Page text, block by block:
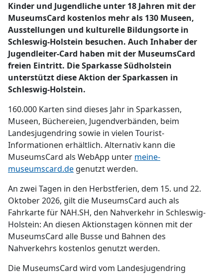
Kinder und Jugendliche unter 18 Jahren mit der
MuseumsCard kostenlos mehr als 130 Museen,
Ausstellungen und kulturelle Bildungsorte in
Schleswig-Holstein besuchen. Auch Inhaber der
Jugendleiter-Card haben mit der MuseumsCard
freien Eintritt. Die Sparkasse Südholstein
unterstützt diese Aktion der Sparkassen in
Schleswig-Holstein.
160.000 Karten sind dieses Jahr in Sparkassen,
Museen, Büchereien, Jugendverbänden, beim
Landesjugendring sowie in vielen Tourist-
Informationen erhältlich. Alternativ kann die
MuseumsCard als WebApp unter meine-
museumscard.de genutzt werden.
An zwei Tagen in den Herbstferien, dem 15. und 22.
Oktober 2026, gilt die MuseumsCard auch als
Fahrkarte für NAH.SH, den Nahverkehr in Schleswig-
Holstein: An diesen Aktionstagen können mit der
MuseumsCard alle Busse und Bahnen des
Nahverkehrs kostenlos genutzt werden.
Die MuseumsCard wird vom Landesjugendring